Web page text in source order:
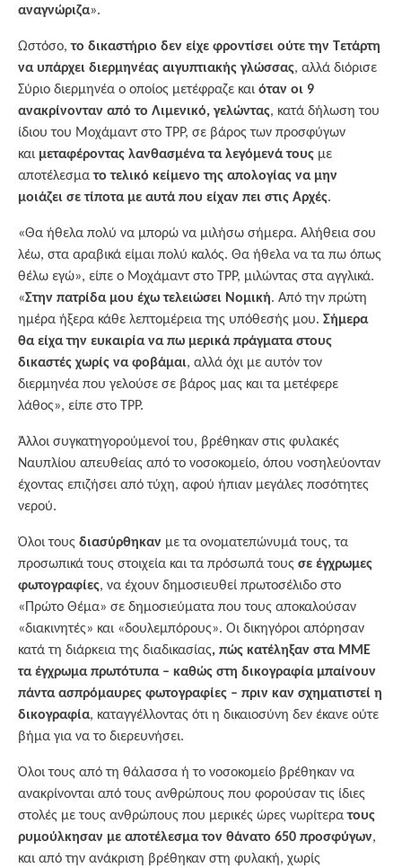
αναγνώριζα».
Ωστόσο, το δικαστήριο δεν είχε φροντίσει ούτε την Τετάρτη
να υπάρχει διερμηνέας αιγυπτιακής γλώσσας, αλλά διόρισε
Σύριο διερμηνέα ο οποίος μετέφραζε και όταν οι 9
ανακρίνονταν από το Λιμενικό, γελώντας, κατά δήλωση του
ίδιου του Μοχάμαντ στο TPP, σε βάρος των προσφύγων
και μεταφέροντας λανθασμένα τα λεγόμενά τους με
αποτέλεσματο τελικό κείμενο της απολογίας να μην
μοιάζει σε τίποτα με αυτά που είχαν πει στις Αρχές.
«Θα ήθελα πολύ να μπορώ να μιλήσω σήμερα. Αλήθεια σου
λέω, στα αραβικά είμαι πολύ καλός. Θα ήθελα να τα πω όπως
θέλω εγώ», είπε ο Μοχάμαντ στο TPP, μιλώντας στα αγγλικά.
«Στην πατρίδα μου έχω τελειώσει Νομική. Από την πρώτη
ημέρα ήξερα κάθε λεπτομέρεια της υπόθεσής μου. Σήμερα
θα είχα την ευκαιρία να πω μερικά πράγματα στους
δικαστές χωρίς να φοβάμαι, αλλά όχι με αυτόν τον
διερμηνέα που γελούσε σε βάρος μας και τα μετέφερε
λάθος», είπε στο TPP.
Άλλοι συγκατηγορούμενοί του, βρέθηκαν στις φυλακές
Ναυπλίου απευθείας από το νοσοκομείο, όπου νοσηλεύονταν
έχοντας επιζήσει από τύχη, αφού ήπιαν μεγάλες ποσότητες
νερού.
Όλοι τους διασύρθηκαν με τα ονοματεπώνυμά τους, τα
προσωπικά τους στοιχεία και τα πρόσωπά τους σε έγχρωμες
φωτογραφίες, να έχουν δημοσιευθεί πρωτοσέλιδο στο
«Πρώτο Θέμα» σε δημοσιεύματα που τους αποκαλούσαν
«διακινητές» και «δουλεμπόρους». Οι δικηγόροι απόρησαν
κατά τη διάρκεια της διαδικασίας, πώς κατέληξαν στα ΜΜΕ
τα έγχρωμα πρωτότυπα – καθώς στη δικογραφία μπαίνουν
πάντα ασπρόμαυρες φωτογραφίες – πριν καν σχηματιστεί η
δικογραφία, καταγγέλλοντας ότι η δικαιοσύνη δεν έκανε ούτε
βήμα για να το διερευνήσει.
Όλοι τους από τη θάλασσα ή το νοσοκομείο βρέθηκαν να
ανακρίνονται από τους ανθρώπους που φορούσαν τις ίδιες
στολές με τους ανθρώπους που μερικές ώρες νωρίτερατους
ρυμούλκησαν με αποτέλεσμα τον θάνατο 650 προσφύγων,
και από την ανάκριση βρέθηκαν στη φυλακή, χωρίς